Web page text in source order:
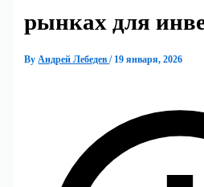
рынках для
ByАндрей Лебедев/ 19 января, 2026